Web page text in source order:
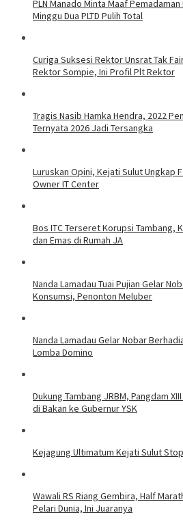
PLN Manado Minta Maaf
Minggu Dua PLTD Pulih Total
Curiga Suksesi Rektor Unsrat Tak
Rektor Sompie, Ini Profil Plt Rektor
Tragis Nasib Hamka Hendra, 2022
Ternyata 2026 Jadi Tersangka
Luruskan Opini, Kejati Sulut Ungkap
Owner IT Center
Bos ITC Terseret Korupsi Tambang,
dan Emas di Rumah JA
Nanda Lamadau Tuai Pujian Gelar
Konsumsi, Penonton Meluber
Nanda Lamadau Gelar Nobar
Lomba Domino
Dukung Tambang JRBM, Pangdam
di Bakan ke Gubernur YSK
Kejagung Ultimatum Kejati Sulut
Wawali RS Riang Gembira, Half
Pelari Dunia, Ini Juaranya